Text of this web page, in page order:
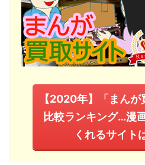
【2020年】「まん
比較ランキング…漫
くれるサイト